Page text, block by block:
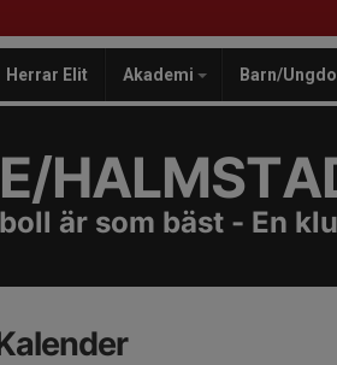
Herrar Elit Akademi Barn/
är som bäst - En